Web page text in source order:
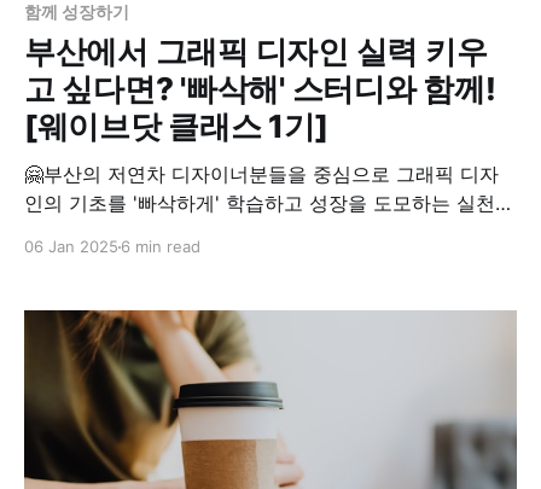
함께 성장하기
부산에서 그래픽 디자인 실력 키우
고 싶다면? '빠삭해' 스터디와 함께!
[웨이브닷 클래스 1기]
🤗부산의 저연차 디자이너분들을 중심으로 그래픽 디자
인의 기초를 '빠삭하게' 학습하고 성장을 도모하는 실천적
있는데요, 오늘은 그 중에서 디자인 스터디 모임을 소개하
려고 합니다. 많은 직장인이 그러하겠지만, 회사에서 교육
06 Jan 2025 6 min read